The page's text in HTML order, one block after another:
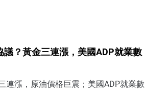
議？黃金三連漲，美國ADP就業數
連漲，原油價格巨震；美國ADP就業數